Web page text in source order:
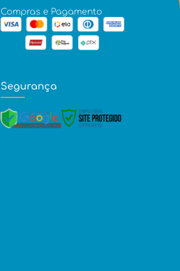
Compras e Pagamento
Segurança